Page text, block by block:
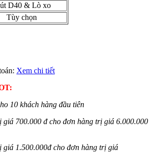
D40 & Lò xo
Tùy chọn
Xem chi tiết
10 khách hàng đầu tiên
700.000 đ cho đơn hàng trị giá 6.000.000
1.500.000đ cho đơn hàng trị giá